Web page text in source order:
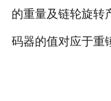
的重量及链轮旋转
码器的值对应于重